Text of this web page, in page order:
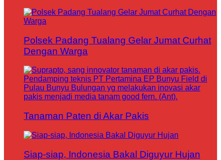
Polsek Padang Tualang Gelar Jumat Curhat
Dengan Warga
Tanaman Paten di Akar Pakis
Siap-siap, Indonesia Bakal Diguyur Hujan